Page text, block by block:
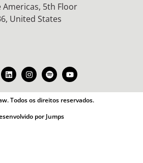
Americas, 5th Floor
United States
Todos os direitos reservados.
por Jumps